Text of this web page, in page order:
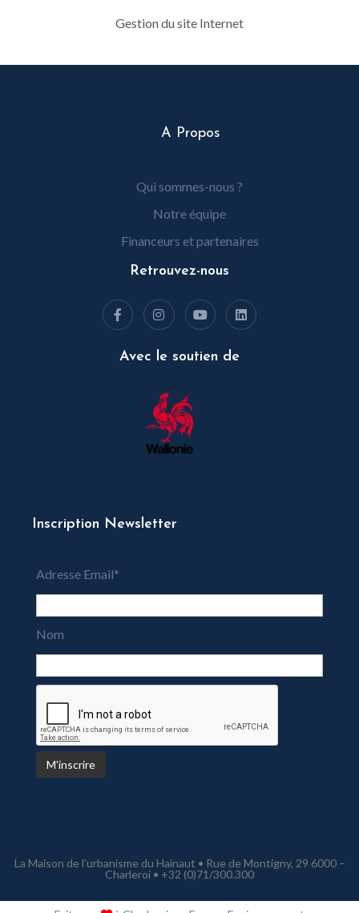
Gestion du site Internet
Inscription Newsletter
Adresse Email*
Nom
A Propos
Qui sommes-nous ?
Notre équipe
Financeurs et partenaires
Retrouvez-nous
Avec le soutien de
La Maison de l’urbanisme du Hainaut • Rue de Montigny, 29 6000 –
Charleroi • +32 (0)71/300.300